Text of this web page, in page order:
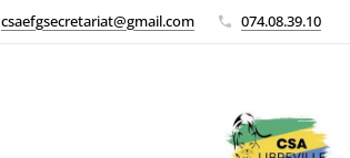
csaefgsecretariat@gmail.com 074.08.39.10